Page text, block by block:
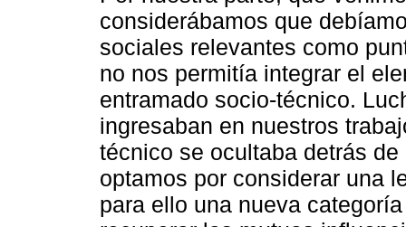
considerábamos que
sociales relevantes como
no nos permitía integrar el
entramado socio-técnico.
ingresaban en nuestros
técnico se ocultaba detrás
optamos por considerar una
para ello una nueva